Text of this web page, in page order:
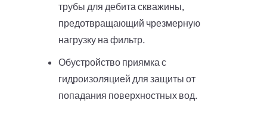
трубы для дебита скважины,
предотвращающий чрезмерную
нагрузку на фильтр.
Обустройство приямка с
гидроизоляцией для защиты от
попадания поверхностных вод.